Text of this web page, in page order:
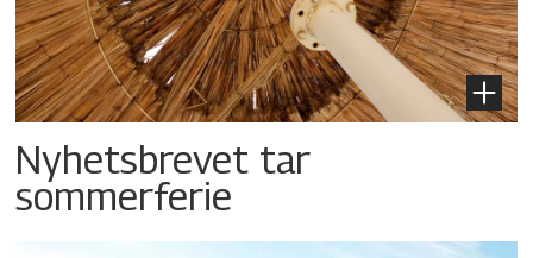
Nyhetsbrevet tar
sommerferie